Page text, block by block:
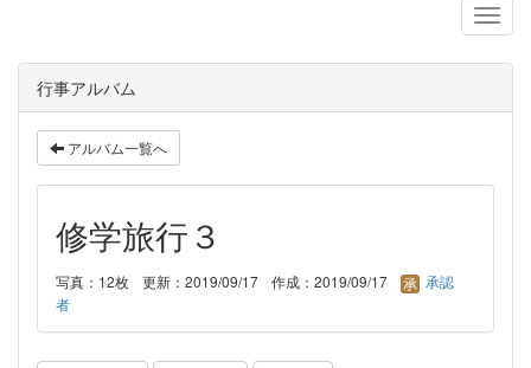
行事アルバム
アルバム一覧へ
修学旅行３
写真：12枚 更新：2019/09/17 作成：2019/09/17
承認
者